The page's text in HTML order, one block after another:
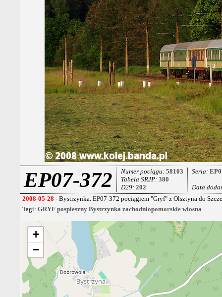
EP07-372 Numer pociągu: 58103
Tabela SRJP: 380
D29: 202
Seria:
Data
2008-05-28 - Bystrzynka. EP07-372 pociągiem "Gryf" z Olsztyna do
Tagi: GRYF pospieszny Bystrzynka zachodniopomorskie wiosna
+
−